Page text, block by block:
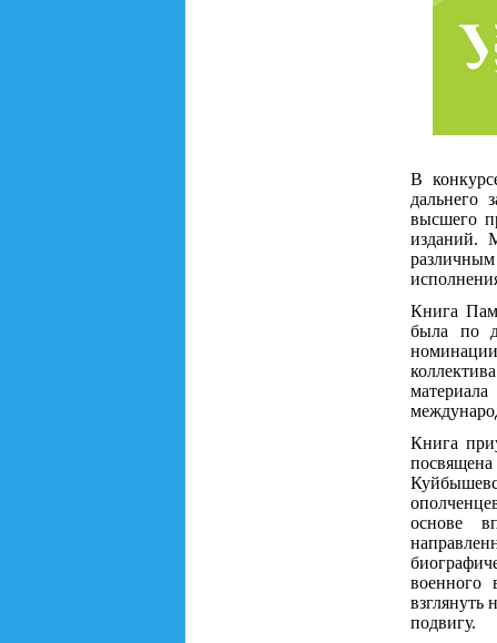
В
дальнего
высшего
изданий.
различным
Книга
была по
Книга
основе
военного
взглянуть
подвигу.